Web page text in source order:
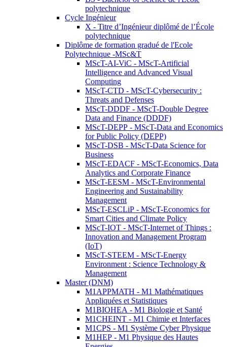
polytechnique
Cycle Ingénieur
X - Titre d’Ingénieur diplômé de l’École
polytechnique
Diplôme de formation gradué de l'Ecole
Polytechnique -MSc&T
MScT-AI-ViC - MScT-Artificial
Intelligence and Advanced Visual
Computing
MScT-CTD - MScT-Cybersecurity :
Threats and Defenses
MScT-DDDF - MScT-Double Degree
Data and Finance (DDDF)
MScT-DEPP - MScT-Data and Economics
for Public Policy (DEPP)
MScT-DSB - MScT-Data Science for
Business
MScT-EDACF - MScT-Economics, Data
Analytics and Corporate Finance
MScT-EESM - MScT-Environmental
Engineering and Sustainability
Management
MScT-ESCLiP - MScT-Economics for
Smart Cities and Climate Policy
MScT-IOT - MScT-Internet of Things :
Innovation and Management Program
(IoT)
MScT-STEEM - MScT-Energy
Environment : Science Technology &
Management
Master (DNM)
M1APPMATH - M1 Mathématiques
Appliquées et Statistiques
M1BIOHEA - M1 Biologie et Santé
M1CHEINT - M1 Chimie et Interfaces
M1CPS - M1 Système Cyber Physique
M1HEP - M1 Physique des Hautes